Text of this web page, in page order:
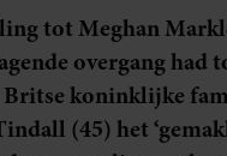
tot Meghan
overgang had
Britse koninklijke
(45) het